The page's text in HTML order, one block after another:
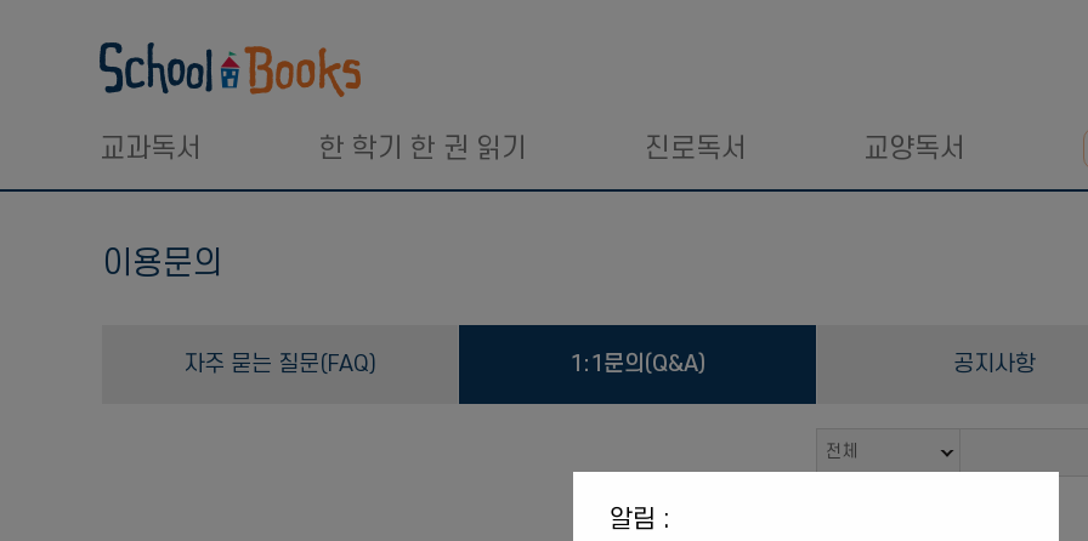
교과독서 한 학기 한 권 읽기 진로독서 교양독서
이용문의
자주 묻는 질문(FAQ) 1:1문의(Q&A) 공지사항
전체
알림 :